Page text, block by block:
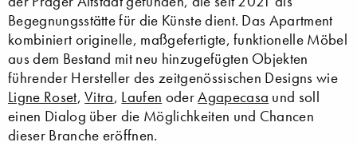
Begegnungsstätte für die Künste dient. Das Apartment
kombiniert originelle, maßgefertigte, funktionelle Möbel
aus dem Bestand mit neu hinzugefügten Objekten
führender Hersteller des zeitgenössischen Designs wie
Ligne Roset,Vitra, Laufen oderAgapecasa und soll
einen Dialog über die Möglichkeiten und Chancen
dieser Branche eröffnen.